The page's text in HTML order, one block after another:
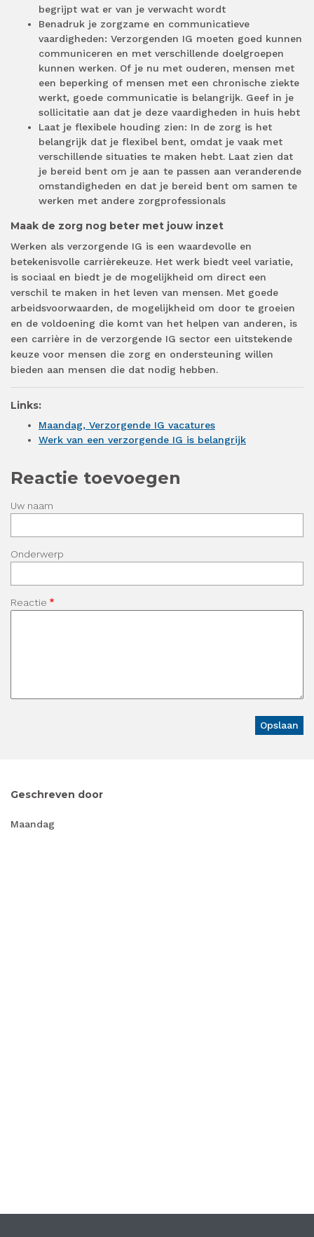
begrijpt wat er van je verwacht wordt
Benadruk je zorgzame en communicatieve
vaardigheden: Verzorgenden IG moeten goed kunnen
communiceren en met verschillende doelgroepen
kunnen werken. Of je nu met ouderen, mensen met
een beperking of mensen met een chronische ziekte
werkt, goede communicatie is belangrijk. Geef in je
sollicitatie aan dat je deze vaardigheden in huis hebt
Laat je flexibele houding zien: In de zorg is het
belangrijk dat je flexibel bent, omdat je vaak met
verschillende situaties te maken hebt. Laat zien dat
je bereid bent om je aan te passen aan veranderende
omstandigheden en dat je bereid bent om samen te
werken met andere zorgprofessionals
Maak de zorg nog beter met jouw inzet
Werken als verzorgende IG is een waardevolle en
betekenisvolle carrièrekeuze. Het werk biedt veel variatie,
is sociaal en biedt je de mogelijkheid om direct een
verschil te maken in het leven van mensen. Met goede
arbeidsvoorwaarden, de mogelijkheid om door te groeien
en de voldoening die komt van het helpen van anderen, is
een carrière in de verzorgende IG sector een uitstekende
keuze voor mensen die zorg en ondersteuning willen
bieden aan mensen die dat nodig hebben.
Links:
Maandag, Verzorgende IG vacatures
Werk van een verzorgende IG is belangrijk
Reactie toevoegen
Uw naam
Onderwerp
Reactie
Geschreven door
Maandag